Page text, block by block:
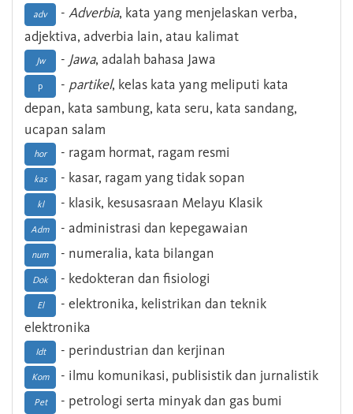
adv - Adverbia, kata yang menjelaskan verba,
adjektiva, adverbia lain, atau kalimat
Jw - Jawa, adalah bahasa Jawa
p - partikel, kelas kata yang meliputi kata
depan, kata sambung, kata seru, kata sandang,
ucapan salam
hor - ragam hormat, ragam resmi
kas - kasar, ragam yang tidak sopan
kl - klasik, kesusasraan Melayu Klasik
Adm - administrasi dan kepegawaian
num - numeralia, kata bilangan
Dok - kedokteran dan fisiologi
El
- elektronika, kelistrikan dan teknik
elektronika
Idt - perindustrian dan kerjinan
Kom - ilmu komunikasi, publisistik dan jurnalistik
Pet - petrologi serta minyak dan gas bumi